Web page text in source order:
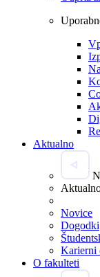
Aktualno
Novice
Dogodki
Karierni
O fakulteti